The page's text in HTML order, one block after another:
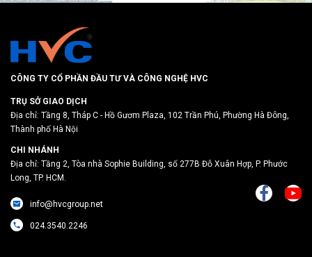
CÔNG TY CỔ PHẦN ĐẦU TƯ VÀ CÔNG NGHỆ HVC
TRỤ SỞ GIAO DỊCH
Địa chỉ: Tầng 8, Tháp C - Hồ Gươm Plaza, 102 Trần Phú, Phường Hà Đông,
Thành phố Hà Nội
CHI NHÁNH
Địa chỉ: Tầng 2, Tòa nhà Sophie Building, số 277B Đỗ Xuân Hợp, P. Phước
Long, TP. HCM.
info@hvcgroup.net
024.3540.2246